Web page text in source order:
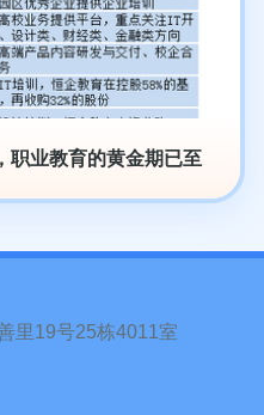
职业教育的黄金期已至
里19号25栋4011室